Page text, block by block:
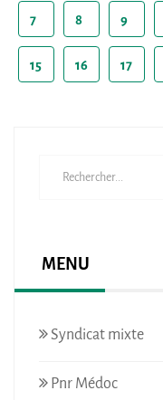
7 8 9
15 16 17
MENU
Syndicat mixte
Pnr Médoc